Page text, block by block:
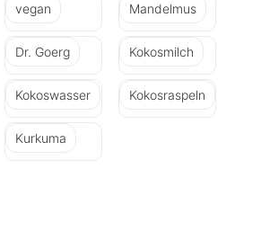
vegan Mandelmus
Dr. Goerg Kokosmilch
Kokoswasser Kokosraspeln
Kurkuma